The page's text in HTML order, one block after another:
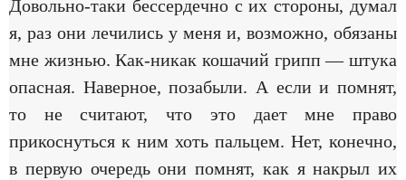
Довольно-таки бессердечно с их стороны, думал
я, раз они лечились у меня и, возможно, обязаны
мне жизнью. Как-никак кошачий грипп — штука
опасная. Наверное, позабыли. А если и помнят,
то не считают, что это дает мне право
прикоснуться к ним хоть пальцем. Нет, конечно,
в первую очередь они помнят, как я накрыл их